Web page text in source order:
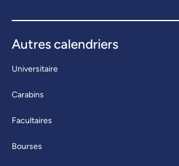
Autres calendriers
Universitaire
Carabins
Facultaires
Bourses